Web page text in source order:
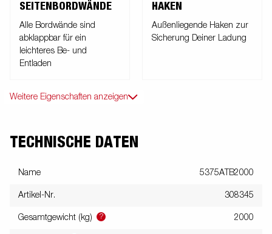
SEITENBORDWÄNDE
Alle Bordwände sind
abklappbar für ein
leichteres Be- und
Entladen
AKEN
Außenliegende Haken zur
Sicherung Deiner Ladung
Weitere Eigenschaften anzeigen
TECHNISCHE DATEN
Name 5375ATB2000
Artikel-Nr. 308345
Gesamtgewicht (kg) ? 2000